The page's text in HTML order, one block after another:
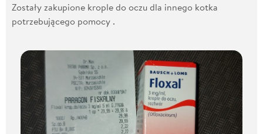
Zostały zakupione krople do oczu dla innego kotka
potrzebującego pomocy .